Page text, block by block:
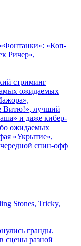
«Коп-
Ричер»,
стриминг
ожидаемых
Витю!», лучший
и даже кибер-
ожидаемых
«Укрытие»,
спин-офф
Stones, Tricky,
гранды.
сцены разной